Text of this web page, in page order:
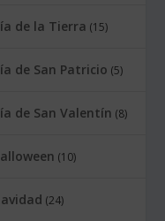
de la Tierra (15)
de San Patricio (5)
de San Valentín (8)
(10)
(24)